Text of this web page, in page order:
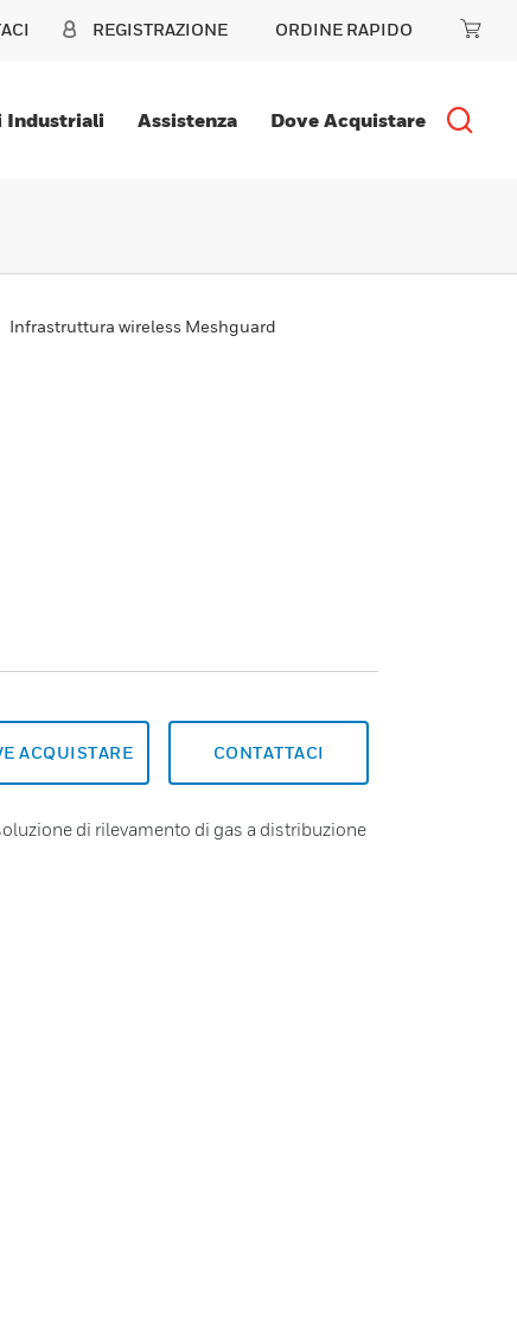
REGISTRAZIONE ORDINE RAPIDO
Industriali Assistenza Dove Acquistare
Infrastruttura wireless Meshguard
ACQUISTARE CONTATTACI
di rilevamento di gas a distribuzione